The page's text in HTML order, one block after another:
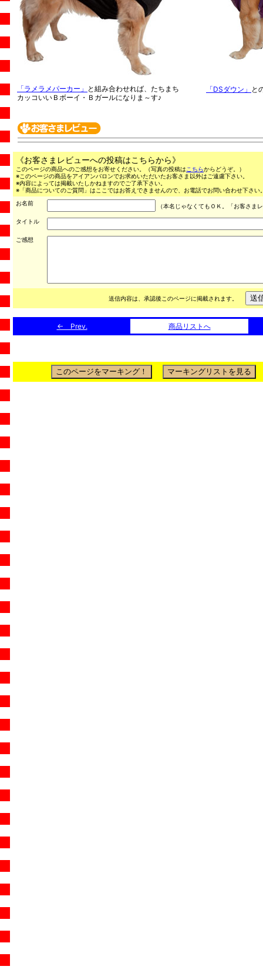
「ラメラメパーカー」 と組み合わせれば、たちまち
カッコいいＢボーイ・Ｂガールになりま～す♪
「DSダウン」 と
《お客さまレビューへの投稿はこちらから》
このページの商品へのご感想をお寄せください。（写真の投稿は こちらからどうぞ。）
※このページの商品をアイアンバロンでお求めいただいたお客さま以外はご遠慮下さい。
※内容によっては掲載いたしかねますのでご了承下さい。
※「商品についてのご質問」はここではお答えできませんので、お電話でお問い合わせ下さ
お名前
（本名じゃなくてもＯＫ。「お客さま
タイトル
ご感想
送信内容は、承認後このページに掲載されます。
← Prev. 商品リストへ